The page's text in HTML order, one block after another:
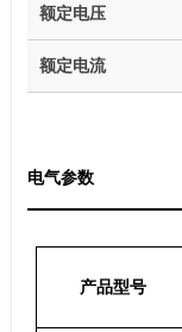
额定电压
额定电流
电气参数
产品型号